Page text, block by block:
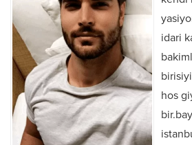
idari
hos